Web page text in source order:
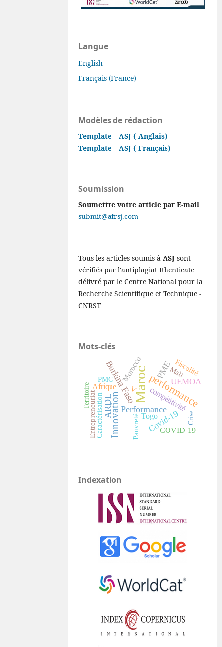
Langue
English
Français (France)
Modèles de rédaction
Template – ASJ ( Anglais)
Template – ASJ ( Français)
Soumission
Soumettre votre article par E-mail
submit@afrsj.com
Tous les articles soumis àASJ sont
vérifiés par l'antiplagiat Ithenticate
délivré par le Centre National pour la
Recherche Scientifique et Technique -
CNRST
Mots-clés
Marocperformance
Innovation Performance
Burkina Faso
ARDL
PME
Covid-19
UEMOA
Afrique compétitivité
COVID-19
Morocco
Togo
Pauvreté
Fiscalité
EntrepreneuriatCaractérisation
V
Mali
PMG
Territoire
Crise
Indexation